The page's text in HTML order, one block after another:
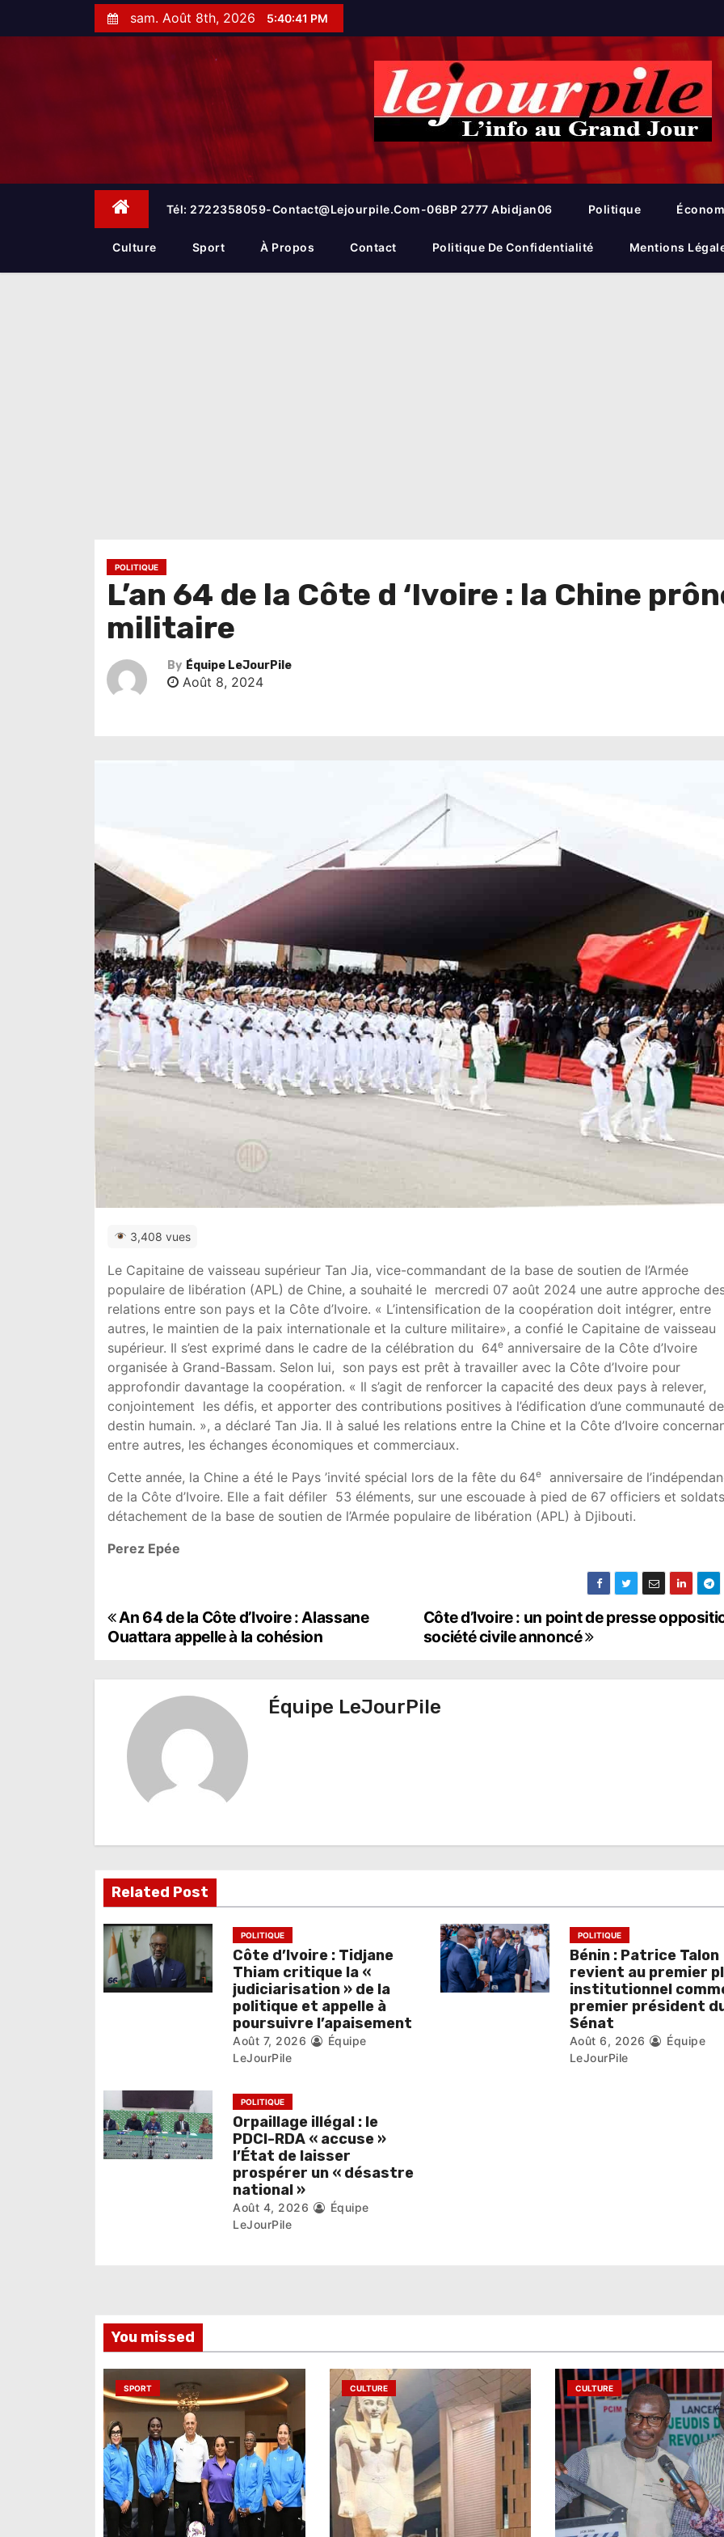
t
sam. Août 8th, 2026 5:40:42 PM
Tél: 2722358059-Contact@lejourpile.com-06BP 2777 Abidjan06 Politique
Culture Sport À Propos Contact Politique De Confidentialité Mentions
POLITIQUE
L’an 64 de la Côte d ‘Ivoire : la Chine
militaire
By Équipe LeJourPile
Août 8, 2024
3,408 vues
Le Capitaine de vaisseau supérieur Tan Jia, vice-commandant de la base de soutien de l’Armée
populaire de libération (APL) de Chine, a souhaité le mercredi 07 août 2024 une autre approche
relations entre son pays et la Côte d’Ivoire. « L’intensification de la coopération doit intégrer, entre
autres, le maintien de la paix internationale et la culture militaire», a confié le Capitaine de vaisseau
supérieur. Il s’est exprimé dans le cadre de la célébration du 64e anniversaire de la Côte d’Ivoire
organisée à Grand-Bassam. Selon lui, son pays est prêt à travailler avec la Côte d’Ivoire pour
approfondir davantage la coopération. « Il s’agit de renforcer la capacité des deux pays à relever,
conjointement les défis, et apporter des contributions positives à l’édification d’une communauté de
destin humain. », a déclaré Tan Jia. Il à salué les relations entre la Chine et la Côte d’Ivoire
entre autres, les échanges économiques et commerciaux.
Cette année, la Chine a été le Pays ’invité spécial lors de la fête du 64e
anniversaire de
de la Côte d’Ivoire. Elle a fait défiler 53 éléments, sur une escouade à pied de 67 officiers et
détachement de la base de soutien de l’Armée populaire de libération (APL) à Djibouti.
Perez Epée
N
a
v
i
n
d
e
l
r
t
i
Côte d’Ivoire : un point de presse
société civile annoncé
An 64 de la Côte d’Ivoire : Alassane
Ouattara appelle à la cohésion
Équipe LeJourPile
Related Post
POLITIQUE
Côte d’Ivoire : Tidjane
Thiam critique la «
judiciarisation » de la
politique et appelle à
poursuivre l’apaisement
Août 7, 2026
Équipe
LeJourPile
POLITIQUE
Bénin : Patrice Talon
revient au premier
institutionnel
premier président
Sénat
Août 6, 2026
Équipe
LeJourPile
POLITIQUE
Orpaillage illégal : le
PDCI-RDA « accuse »
l’État de laisser
prospérer un « désastre
national »
Août 4, 2026
Équipe
LeJourPile
You missed
SPORT CULTURE CULTURE